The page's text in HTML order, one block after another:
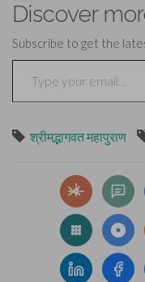
Discover
Subscribe to get the
Type your email…
श्रीमद्भागवत महापुराण